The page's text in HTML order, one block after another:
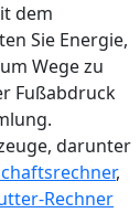
dem
Sie Energie,
Wege zu
Fußabdruck
darunter
,
Rechner